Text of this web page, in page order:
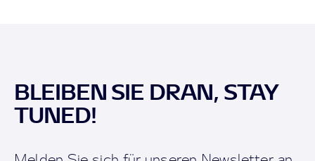
BLEIBEN SIE DRAN, STAY
TUNED!